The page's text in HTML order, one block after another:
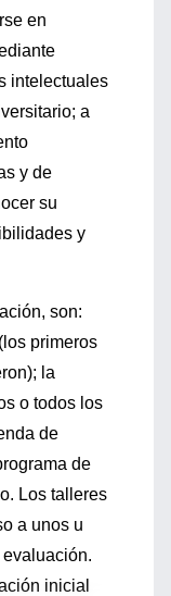
en
intelectuales
a
y de
su
y
son:
primeros
la
o todos los
de
de
Los talleres
a unos u
inicial